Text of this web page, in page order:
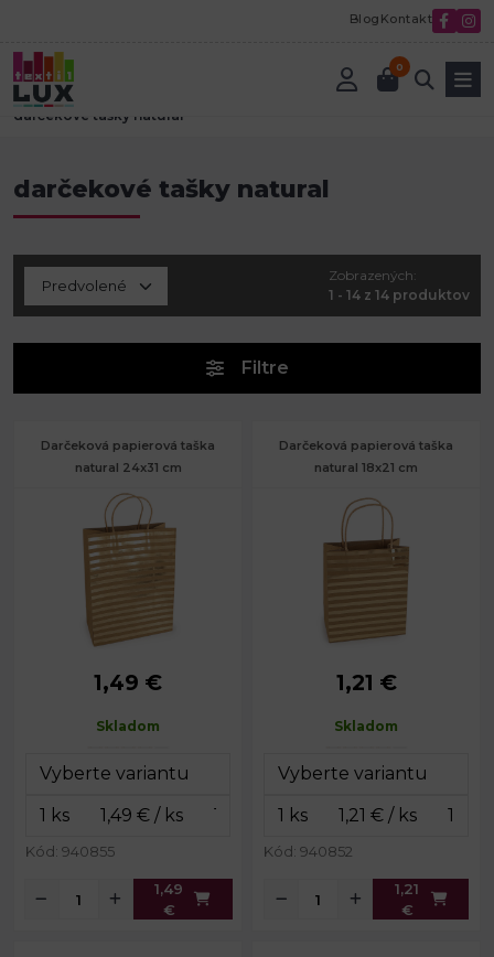
Blog Kontakt
0
Úvod
Darčekové vrecúška, tašky a krabice
darčekové tašky natural
darčekové tašky natural
Zobrazených:
1 - 14 z 14 produktov
Filtre
Darčeková papierová taška
natural 24x31 cm
Rozmery:
24 x 31 x 12 cm
1,49 €
Skladom
Kód: 940855
1,49
€
Darčeková papierová taška
natural 18x21 cm
Rozmery:
18 x 21 x 10 cm
1,21 €
Skladom
Kód: 940852
1,21
€